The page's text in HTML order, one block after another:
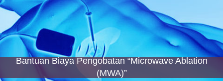
Bantuan Biaya Pengobatan “Microwave Ablation
(MWA)”